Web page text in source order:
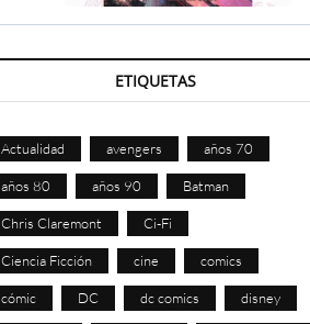
ETIQUETAS
Actualidad avengers años 70
años 80 años 90 Batman
Chris Claremont Ci-Fi
Ciencia Ficción cine comics
cómic DC dc comics disney